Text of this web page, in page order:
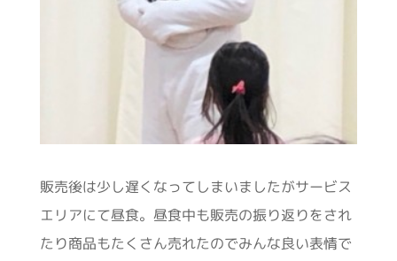
販売後は少し遅くなってしまいましたがサービス
エリアにて昼食。昼食中も販売の振り返りをされ
たり商品もたくさん売れたのでみんな良い表情で